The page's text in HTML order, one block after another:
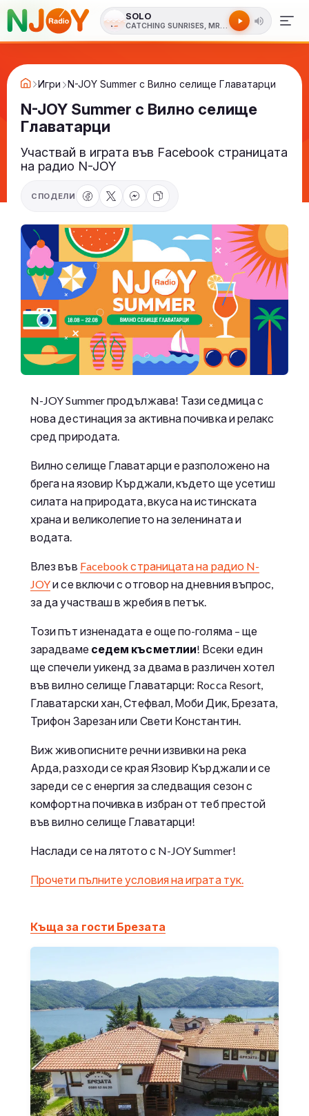
SOLO
CATCHING SUNRISES, MR. POPCORN
Игри N-JOY Summer с Вилно селище Главатарци
N-JOY Summer с Вилно селище
Главатарци
Участвай в играта във Facebook страницата
на радио N-JOY
СПОДЕЛИ
N-JOY Summer продължава! Тази седмица с
нова дестинация за активна почивка и релакс
сред природата.
Вилно селище Главатарци е разположено на
брега на язовир Кърджали, където ще усетиш
силата на природата, вкуса на истинската
храна и великолепието на зеленината и
водата.
Влез във Facebook страницата на радио N-
JOYи се включи с отговор на дневния въпрос,
за да участваш в жребия в петък.
Този път изненадата е още по-голяма – ще
зарадваме седем късметлии! Всеки един
ще спечели уикенд за двама в различен хотел
във вилно селище Главатарци: Rocca Resort,
Главатарски хан, Стефвал, Моби Дик, Брезата,
Трифон Зарезан или Свети Константин.
Виж живописните речни извивки на река
Арда, разходи се края Язовир Кърджали и се
зареди се с енергия за следващия сезон с
комфортна почивка в избран от теб престой
във вилно селище Главатарци!
Наслади се на лятото с N-JOY Summer!
Прочети пълните условия на играта тук.
Къща за гости Брезата